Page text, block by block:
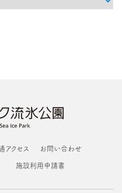
アクセス お問い合わせ
施設利用申請書